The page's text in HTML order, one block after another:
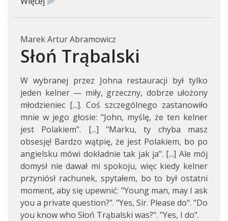
Marek Artur Abramowicz
Słoń Trąbalski
W wybranej przez Johna restauracji był tylko
jeden kelner — miły, grzeczny, dobrze ułożony
młodzieniec [...]. Coś szczególnego zastanowiło
mnie w jego głosie: "John, myślę, że ten kelner
jest Polakiem". [...] "Marku, ty chyba masz
obsesję! Bardzo wątpię, że jest Polakiem, bo po
angielsku mówi dokładnie tak jak ja". [...] Ale mój
domysł nie dawał mi spokoju, więc kiedy kelner
przyniósł rachunek, spytałem, bo to był ostatni
moment, aby się upewnić: "Young man, may I ask
you a private question?". "Yes, Sir. Please do". "Do
you know who Słoń Trąbalski was?". "Yes, I do".